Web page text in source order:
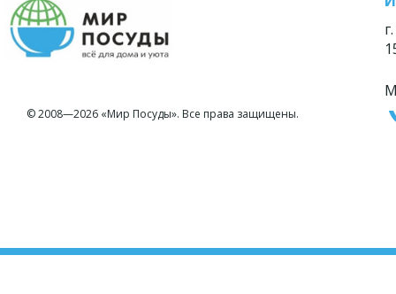
© 2008—2026 «Мир Посуды». Все права защищены.